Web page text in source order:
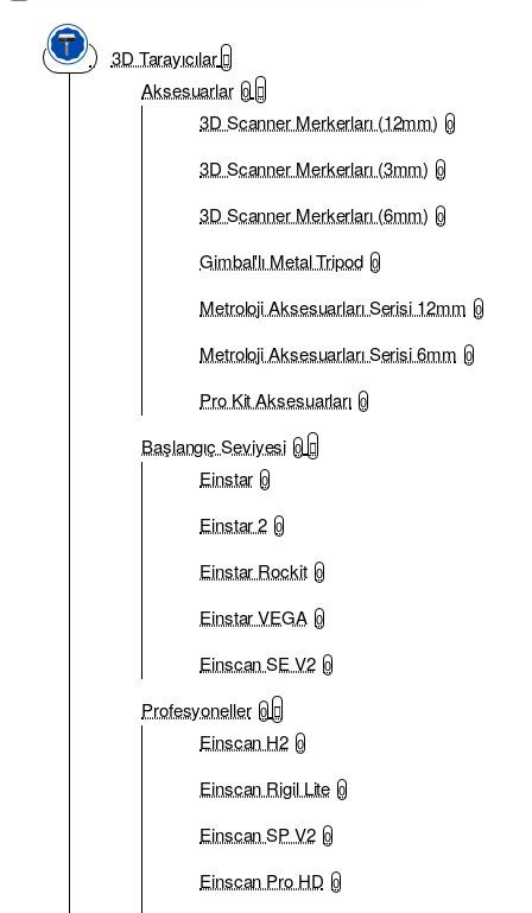
3D Tarayıcılar
Aksesuarlar 0
3D Scanner Merkerları (12mm) 0
3D Scanner Merkerları (3mm) 0
3D Scanner Merkerları (6mm) 0
Gimbal'lı Metal Tripod 0
Metroloji Aksesuarları Serisi 12mm 0
Metroloji Aksesuarları Serisi 6mm 0
Pro Kit Aksesuarları 0
Başlangıç Seviyesi 0
Einstar 0
Einstar 2 0
Einstar Rockit 0
Einstar VEGA 0
Einscan SE V2 0
Profesyoneller 0
Einscan H2 0
Einscan Rigil Lite 0
Einscan SP V2 0
Einscan Pro HD 0